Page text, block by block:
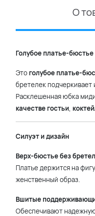
О
Голубое платье-
Это голубое платье-
бретелек
Расклешенная юбка
качестве гостьи,
Силуэт и дизайн
Верх-бюстье без
Платье держится на
женственный образ.
Вшитые
Обеспечивают